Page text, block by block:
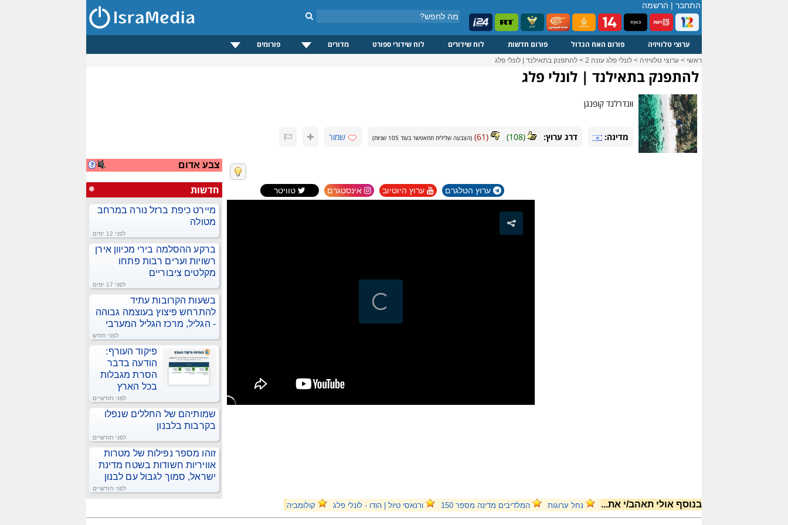
התחבר | הרשמה
ערוצי טלוויזיה פורום האח הגדול פורום חדשות לוח שידורים לוח שידורי ספורט מדורים פורומים
ראשי > ערוצי טלוויזיה > לונלי פלג עונה 2 > להתפנק בתאילנד | לונלי פלג
להתפנק בתאילנד | לונלי פלג
וונדרלנד קופנגן
מדינה: דרג ערוץ: (
108
)
(
61
) (הצבעה שלילית תתאפשר בעוד 105 שניות) שמור
צבע אדום
חדשות
מיירט כיפת ברזל נורה במרחב
מטולה
לפני 12 ימים
ברקע ההסלמה בירי מכיוון אירן
רשויות וערים רבות פתחו
מקלטים ציבוריים
לפני 17 ימים
בשעות הקרובות עתיד
להתרחש פיצוץ בעוצמה גבוהה
- הגליל, מרכז הגליל המערבי
לפני חודש
פיקוד העורף:
הודעה בדבר
הסרת מגבלות
בכל הארץ
לפני חודשיים
שמותיהם של החללים שנפלו
בקרבות בלבנון
לפני חודשיים
זוהו מספר נפילות של מטרות
אוויריות חשודות בשטח מדינת
ישראל, סמוך לגבול עם לבנון
לפני חודשיים
ערוץ הטלגרם ערוץ היוטיוב אינסטגרם טוויטר
בנוסף אולי תאהב/י את... נחל ערוגות המלדיבים מדינה מספר 150 ורנאסי טיול | הודו - לונלי פלג קולומביה